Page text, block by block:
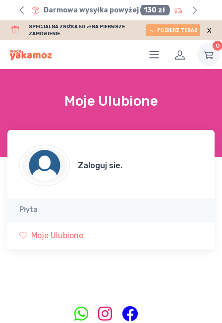
Darmowa wysyłka powyżej 130 zł
SPECJALNA ZNIŻKA 50 zł NA PIERWSZE
ZAMÓWIENIE.
POBIERZ TERAZ x
0
Moje Ulubione
Zaloguj sie.
Płyta
Moje Ulubione